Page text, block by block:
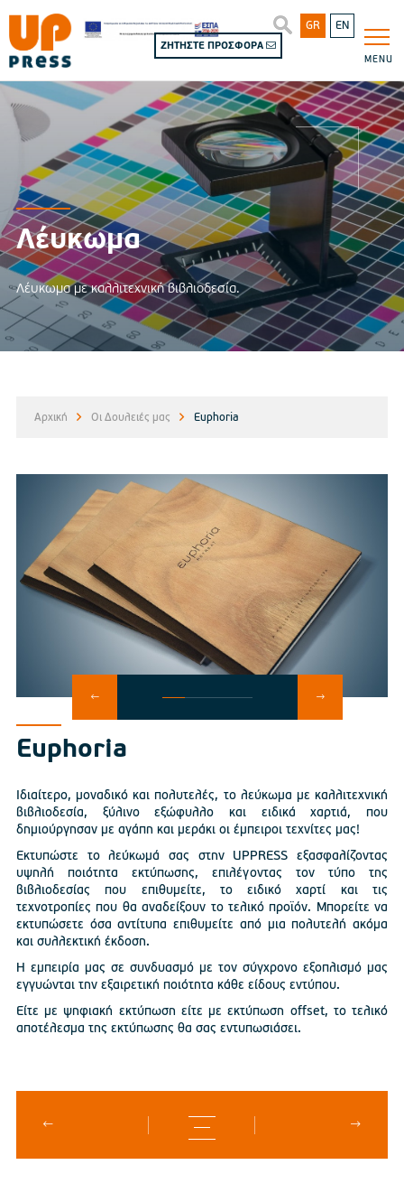
MENU
GR
EN
ΖΗΤΗΣΤΕ ΠΡΟΣΦΟΡΑ
Λέυκωμα
Λέυκωμα με καλλιτεχνική βιβλιοδεσία.
Αρχική Οι Δουλειές μας Euphoria
Euphoria
Ιδιαίτερο, μοναδικό και πολυτελές, το λεύκωμα με καλλιτεχνική
βιβλιοδεσία, ξύλινο εξώφυλλο και ειδικά χαρτιά, που
δημιούργησαν με αγάπη και μεράκι οι έμπειροι τεχνίτες μας!
Εκτυπώστε το λεύκωμά σας στην UPPRESS εξασφαλίζοντας
υψηλή ποιότητα εκτύπωσης, επιλέγοντας τον τύπο της
βιβλιοδεσίας που επιθυμείτε, το ειδικό χαρτί και τις
τεχνοτροπίες που θα αναδείξουν το τελικό προϊόν. Μπορείτε να
εκτυπώσετε όσα αντίτυπα επιθυμείτε από μια πολυτελή ακόμα
και συλλεκτική έκδοση.
Η εμπειρία μας σε συνδυασμό με τον σύγχρονο εξοπλισμό μας
εγγυώνται την εξαιρετική ποιότητα κάθε είδους εντύπου.
Είτε με ψηφιακή εκτύπωση είτε με εκτύπωση offset, το τελικό
αποτέλεσμα της εκτύπωσης θα σας εντυπωσιάσει.